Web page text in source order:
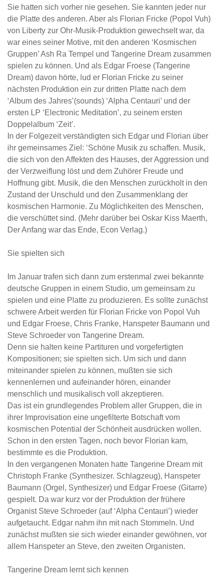
Sie hatten sich vorher nie gesehen. Sie kannten jeder nur
die Platte des anderen. Aber als Florian Fricke (Popol Vuh)
von Liberty zur Ohr-Musik-Produktion gewechselt war, da
war eines seiner Motive, mit den anderen ‘Kosmischen
Gruppen’ Ash Ra Tempel und Tangerine Dream zusammen
spielen zu können. Und als Edgar Froese (Tangerine
Dream) davon hörte, lud er Florian Fricke zu seiner
nächsten Produktion ein zur dritten Platte nach dem
‘Album des Jahres’(sounds) ‘Alpha Centauri’ und der
ersten LP ‘Electronic Meditation’, zu seinem ersten
Doppelalbum ‘Zeit’.
In der Folgezeit verständigten sich Edgar und Florian über
ihr gemeinsames Ziel: ‘Schöne Musik zu schaffen. Musik,
die sich von den Affekten des Hauses, der Aggression und
der Verzweiflung löst und dem Zuhörer Freude und
Hoffnung gibt. Musik, die den Menschen zurückholt in den
Zustand der Unschuld und den Zusammenklang der
kosmischen Harmonie. Zu Möglichkeiten des Menschen,
die verschüttet sind. (Mehr darüber bei Oskar Kiss Maerth,
Der Anfang war das Ende, Econ Verlag.)
Sie spielten sich
Im Januar trafen sich dann zum erstenmal zwei bekannte
deutsche Gruppen in einem Studio, um gemeinsam zu
spielen und eine Platte zu produzieren. Es sollte zunächst
schwere Arbeit werden für Florian Fricke von Popol Vuh
und Edgar Froese, Chris Franke, Hanspeter Baumann und
Steve Schroeder von Tangerine Dream.
Denn sie halten keine Partituren und vorgefertigten
Kompositionen; sie spielten sich. Um sich und dann
miteinander spielen zu können, mußten sie sich
kennenlernen und aufeinander hören, einander
menschlich und musikalisch voll akzeptieren.
Das ist ein grundlegendes Problem aller Gruppen, die in
ihrer Improvisation eine ungefilterte Botschaft vom
kosmischen Potential der Schönheit ausdrücken wollen.
Schon in den ersten Tagen, noch bevor Florian kam,
bestimmte es die Produktion.
In den vergangenen Monaten hatte Tangerine Dream mit
Christoph Franke (Synthesizer. Schlagzeug), Hanspeter
Baumann (Orgel, Synthesizer) und Edgar Froese (Gitarre)
gespielt. Da war kurz vor der Produktion der frühere
Organist Steve Schroeder (auf ‘Alpha Centauri’) wieder
aufgetaucht. Edgar nahm ihn mit nach Stommeln. Und
zunächst mußten sie sich wieder einander gewöhnen, vor
allem Hanspeter an Steve, den zweiten Organisten.
Tangerine Dream lernt sich kennen